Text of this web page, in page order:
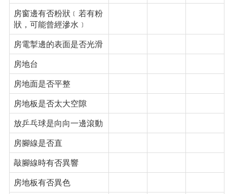
房窗邊有否粉狀﹝若有粉
狀，可能曾經滲水﹞
房電掣邊的表面是否光滑
房地台
房地面是否平整
房地板是否太大空隙
放乒乓球是向向一邊滾動
房腳線是否直
敲腳線時有否異響
房地板有否異色